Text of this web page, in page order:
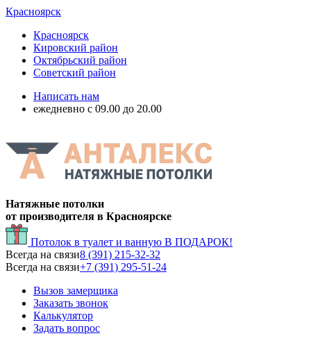
Красноярск
Красноярск
Кировский район
Октябрьский район
Советский район
Написать нам
ежедневно с 09.00 до 20.00
Натяжные потолки
от производителя в Красноярске
Потолок в туалет и ванную В ПОДАРОК!
Всегда на связи8 (391) 215-32-32
Всегда на связи+7 (391) 295-51-24
Вызов замерщика
Заказать звонок
Калькулятор
Задать вопрос